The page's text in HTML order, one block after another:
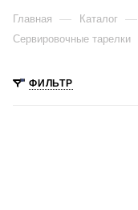
Главная — Каталог —
Сервировочные тарелки
ФИЛЬТР